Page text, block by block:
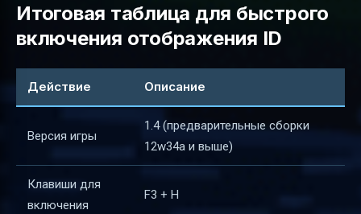
Итоговая таблица для быстрого
включения отображения ID
Действие Описание
Версия игры
1.4 (предварительные сборки
12w34a и выше)
Клавиши для
включения
F3 + H